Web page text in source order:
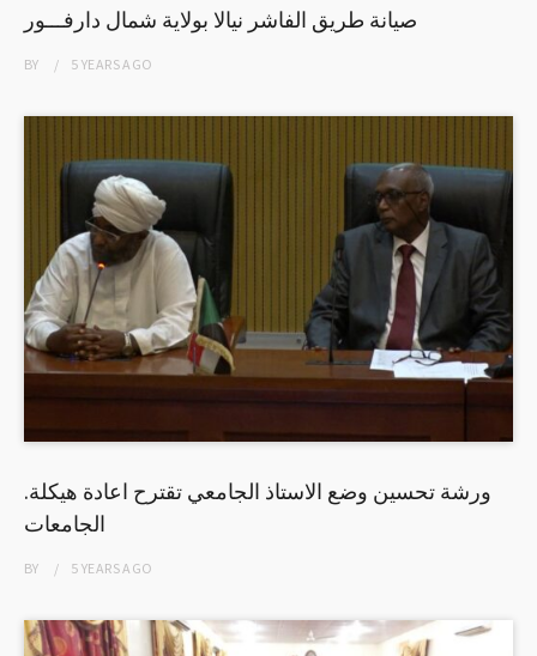
صيانة طريق الفاشر نيالا بولاية شمال دارفـــور
BY 5 YEARSAGO
.ورشة تحسين وضع الاستاذ الجامعي تقترح اعادة هيكلة
الجامعات
BY 5 YEARSAGO